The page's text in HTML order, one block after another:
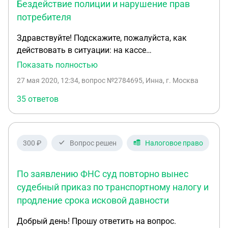
но в последствии получаю сообщение что - -------------
Отклонено Обращение в суд не адресовано
заявление и где моя ошибка?
Бездействие полиции и нарушение прав
потребителя
Здравствуйте! Подскажите, пожалуйста, как
действовать в ситуации: на кассе
самообслуживания в супермаркете сотрудница
Касса бесконтактная, маски не предоставляют.
Покупатели вызвали полицию, пожаловались на
нарушение ФЗ 323 и ст.426 ГК РФ, своих прав.
Полиция их жалобу проигнорировала, вообще
протоколы каждому по КоАП 20.6.1. Покупатели
определения административного
правонарушения, т.к. правонарушение
отсутствует, приложить фото бесконтактной
кассы. Хотят ещё пожаловаться на бездействие
сотрудников полиции. Подскажите, пожалуйста,
Показать полностью
27 мая 2020, 12:34, вопрос №2784695, Инна, г. Москва
35 ответов
300 ₽ Вопрос решен Налоговое право
По заявлению ФНС суд повторно вынес
судебный приказ по транспортному налогу и
продление срока исковой давности
Добрый день! Прошу ответить на вопрос.